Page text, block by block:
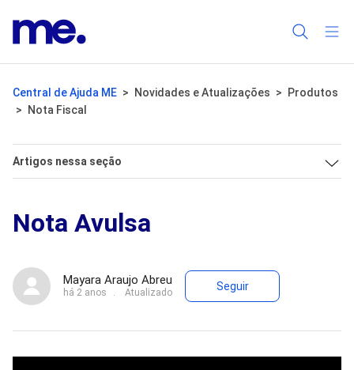
Central de Ajuda ME Novidades e Atualizações
Produtos
Nota Fiscal
Artigos nessa seção
Nota Avulsa
Mayara Araujo Abreu
há 2 anos Atualizado Seguir